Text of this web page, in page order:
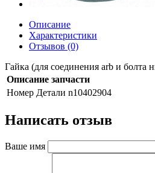
Описание
Характеристики
Отзывов (0)
Гайка (для соединения arb и болта
Описание запчасти
Номер Детали n10402904
Написать отзыв
Ваше имя